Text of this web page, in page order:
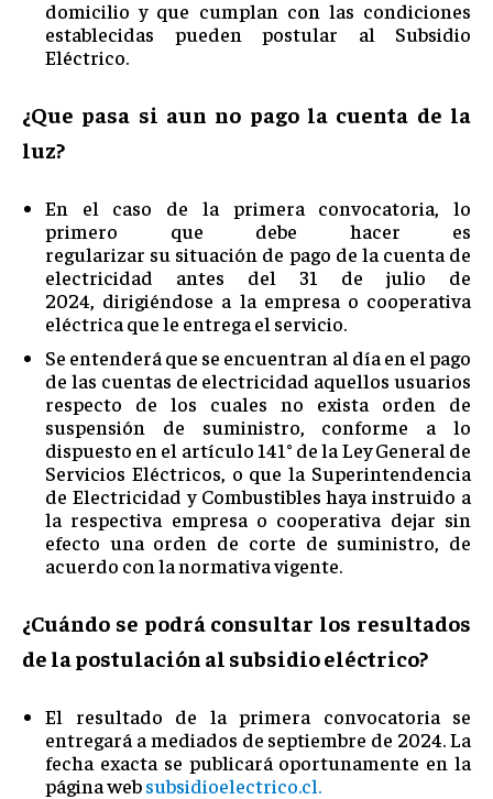
domicilio y que cumplan con las condiciones
establecidas pueden postular al Subsidio
Eléctrico.
¿Que pasa si aun no pago la cuenta de la
luz?
En el caso de la primera convocatoria, lo
primero que debe hacer es
regularizar su situación de pago de la cuenta de
electricidad antes del 31 de julio de
2024, dirigiéndose a la empresa o cooperativa
eléctrica que le entrega el servicio.
Se entenderá que se encuentran al día en el pago
de las cuentas de electricidad aquellos usuarios
respecto de los cuales no exista orden de
suspensión de suministro, conforme a lo
dispuesto en el artículo 141° de la Ley General de
Servicios Eléctricos, o que la Superintendencia
de Electricidad y Combustibles haya instruido a
la respectiva empresa o cooperativa dejar sin
efecto una orden de corte de suministro, de
acuerdo con la normativa vigente.
¿Cuándo se podrá consultar los resultados
de la postulación al subsidio eléctrico?
El resultado de la primera convocatoria se
entregará a mediados de septiembre de 2024. La
fecha exacta se publicará oportunamente en la
página websubsidioelectrico.cl.